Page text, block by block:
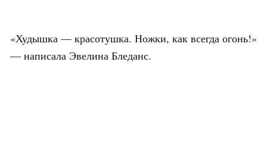
«Худышка — красотушка. Ножки, как всегда огонь!»
— написала Эвелина Бледанс.